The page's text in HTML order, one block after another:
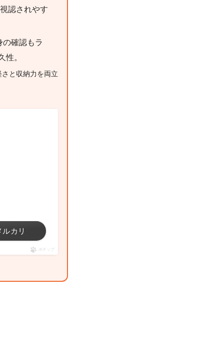
認されやす
確認もラ
性。
と収納力を両立
ルカリ
ポチップ